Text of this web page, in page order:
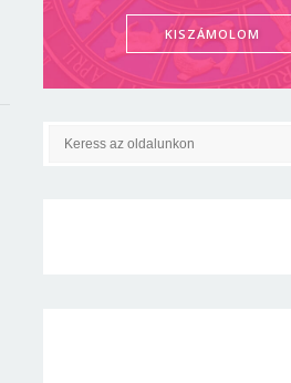
KISZÁMOLOM